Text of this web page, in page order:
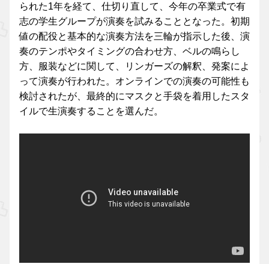
られた1年を経て、仕切り直して、今年の卒業式で有
志の学生グループが演奏を試みることとなった。初期
値の配役と基本的な演奏方法を三輪が指示した後、演
奏のテンポやタイミングの合わせ方、ベルの鳴らし
方、服装などに関して、リンガーズの解釈、発案によ
って演奏が行われた。オンラインでの演奏の可能性も
検討されたが、最終的にマスクと手袋を着用したスタ
イルで生演奏することを選んだ。